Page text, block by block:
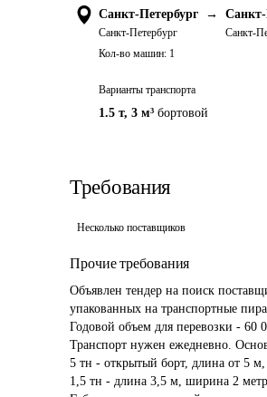
Санкт-Петербург →
Санкт-Петербург
Санкт-
Санкт-
Кол-во машин: 1
Варианты транспорта
1.5 т, 3 м³ бортовой
Требования
Несколько поставщиков
Прочие требования
Объявлен тендер на поиск
упакованных на транспортные
Годовой объем для перевозки - 60
Транспорт нужен ежедневно.
5 тн - открытый борт, длина от 5
1,5 тн - длина 3,5 м, ширина 2